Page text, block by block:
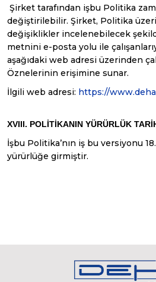
Şirket tarafından işbu Politika
değiştirilebilir. Şirket, Politika
değişiklikler incelenebilecek
metnini e-posta yolu ile
aşağıdaki web adresi üzerinden
Öznelerinin erişimine sunar.
İlgili web adresi: https://
XVIII. POLİTİKANIN YÜRÜRLÜK
İşbu Politika’nın iş bu versiyonu
yürürlüğe girmiştir.